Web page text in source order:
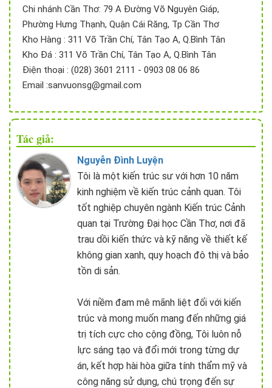
Chi nhánh Cần Thơ: 79 A Đường Võ Nguyên Giáp,
Phường Hưng Thạnh, Quận Cái Răng, Tp Cần Thơ
Kho Hàng : 311 Võ Trần Chí, Tân Tạo A, Q.Bình Tân
Kho Đá : 311 Võ Trần Chí, Tân Tạo A, Q.Bình Tân
Điện thoại : (028) 3601 2111 - 0903 08 06 86
Email :sanvuonsg@gmail.com
Tác giả:
Nguyễn Đình Luyện
Tôi là một kiến trúc sư với hơn 10 năm
kinh nghiệm về kiến trúc cảnh quan. Tôi
tốt nghiệp chuyên ngành Kiến trúc Cảnh
quan tại Trường Đại học Cần Thơ, nơi đã
trau dồi kiến thức và kỹ năng về thiết kế
không gian xanh, quy hoạch đô thị và bảo
tồn di sản.
Với niềm đam mê mãnh liệt đối với kiến
trúc và mong muốn mang đến những giá
trị tích cực cho cộng đồng, Tôi luôn nỗ
lực sáng tạo và đổi mới trong từng dự
án, kết hợp hài hòa giữa tính thẩm mỹ và
công năng sử dụng, chú trọng đến sự